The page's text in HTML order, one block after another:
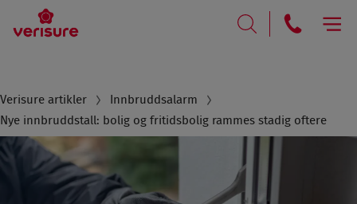
Breadcrumb
Verisure artikler
Innbruddsalarm
Nye innbruddstall: bolig og fritidsbolig rammes stadig oftere